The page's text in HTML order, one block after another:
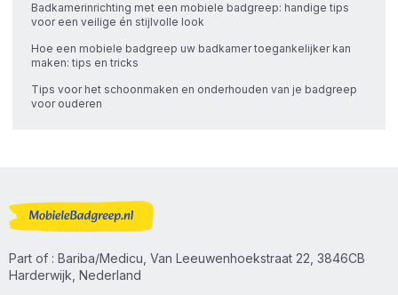
Badkamerinrichting met een mobiele badgreep: handige tips
voor een veilige én stijlvolle look
Hoe een mobiele badgreep uw badkamer toegankelijker kan
maken: tips en tricks
Tips voor het schoonmaken en onderhouden van je badgreep
voor ouderen
Part of : Bariba/Medicu, Van Leeuwenhoekstraat 22, 3846CB
Harderwijk, Nederland